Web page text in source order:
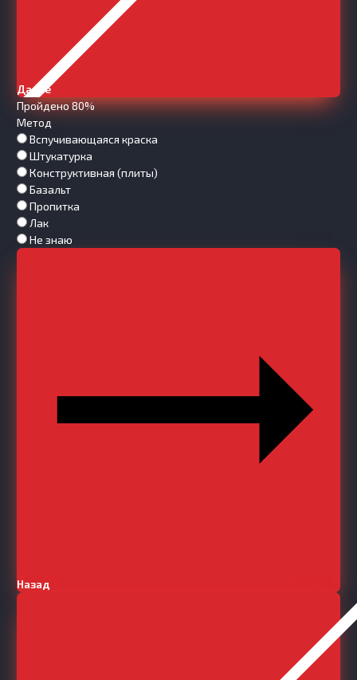
Далее
Пройдено 80%
Метод
Вспучивающаяся краска
Штукатурка
Конструктивная (плиты)
Базальт
Пропитка
Лак
Не знаю
Назад